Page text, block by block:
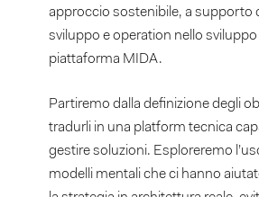
approccio sostenibile, a supporto
sviluppo e operation nello sviluppo
piattaforma MIDA.
Partiremo dalla definizione degli
tradurli in una platform tecnica
gestire soluzioni. Esploreremo
modelli mentali che ci hanno